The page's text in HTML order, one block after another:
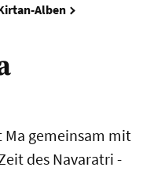
Alben
Ma gemeinsam mit
des Navaratri -